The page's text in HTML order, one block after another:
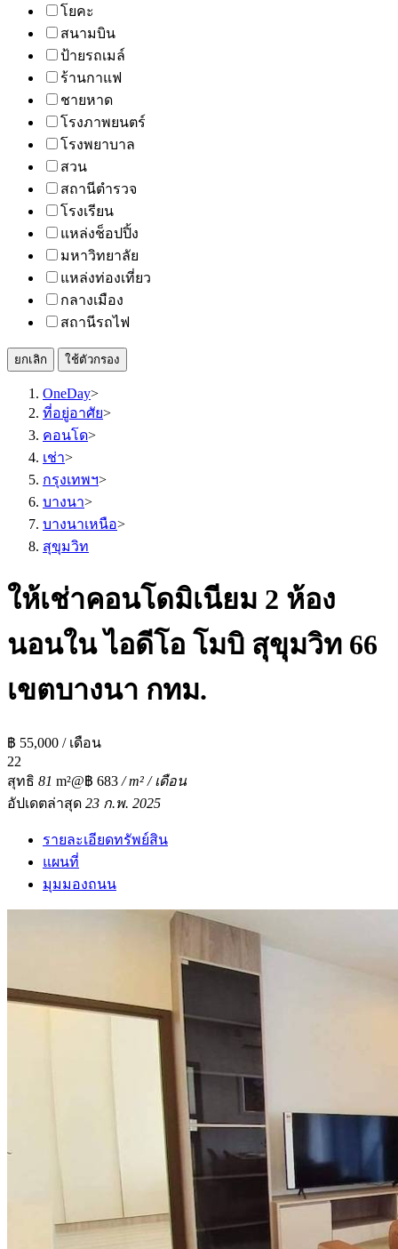
โยคะ
สนามบิน
ป้ายรถเมล์
ร้านกาแฟ
ชายหาด
โรงภาพยนตร์
โรงพยาบาล
สวน
สถานีตำรวจ
โรงเรียน
แหล่งช็อปปิ้ง
มหาวิทยาลัย
แหล่งท่องเที่ยว
กลางเมือง
สถานีรถไฟ
ยกเลิก ใช้ตัวกรอง
OneDay>
ที่อยู่อาศัย>
คอนโด>
เช่า>
กรุงเทพฯ>
บางนา>
บางนาเหนือ>
สุขุมวิท
ให้เช่าคอนโดมิเนียม 2 ห้อง
นอนใน ไอดีโอ โมบิ สุขุมวิท 66
เขตบางนา กทม.
฿ 55,000 / เดือน
22
สุทธิ 81 m²@฿ 683 / m² / เดือน
อัปเดตล่าสุด 23 ก.พ. 2025
รายละเอียดทรัพย์สิน
แผนที่
มุมมองถนน